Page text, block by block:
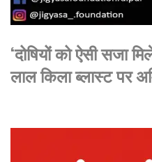
‘दोषियों को ऐसी सजा
लाल किला ब्लास्ट पर